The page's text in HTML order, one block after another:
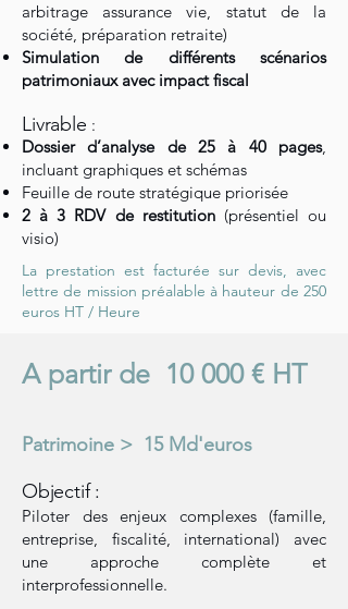
arbitrage assurance vie, statut de la
société, préparation retraite)
Simulation de différents scénarios
patrimoniaux avec impact fiscal
Livrable :
Dossier d’analyse de 25 à 40 pages,
incluant graphiques et schémas
Feuille de route stratégique priorisée
2 à 3 RDV de restitution(présentiel ou
visio)
La prestation est facturée sur devis, avec
lettre de mission préalable à hauteur de 250
euros HT / Heure
A partir de 10 000 € HT
Patrimoine > 15 Md'euros
Objectif :
Piloter des enjeux complexes (famille,
entreprise, fiscalité, international) avec
une approche complète et
interprofessionnelle.